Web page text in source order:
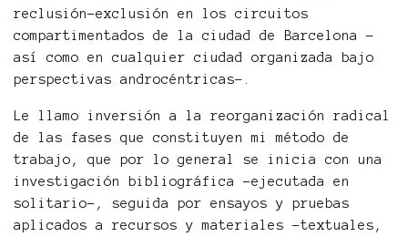
reclusión-exclusión en los circuitos
compartimentados de la ciudad de Barcelona -
así como en cualquier ciudad organizada bajo
perspectivas androcéntricas-.
Le llamo inversión a la reorganización radical
de las fases que constituyen mi método de
trabajo, que por lo general se inicia con una
investigación bibliográfica -ejecutada en
solitario-, seguida por ensayos y pruebas
aplicados a recursos y materiales -textuales,